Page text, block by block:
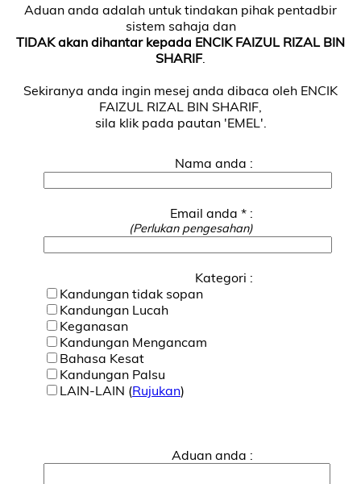
Aduan anda adalah untuk tindakan pihak pentadbir
sistem sahaja dan
TIDAK akan dihantar kepada ENCIK FAIZUL RIZAL BIN
SHARIF.
Sekiranya anda ingin mesej anda dibaca oleh ENCIK
FAIZUL RIZAL BIN SHARIF,
sila klik pada pautan 'EMEL'.
Nama anda :
Email anda * :
(Perlukan pengesahan)
Kategori :
Kandungan tidak sopan
Kandungan Lucah
Keganasan
Kandungan Mengancam
Bahasa Kesat
Kandungan Palsu
LAIN-LAIN (Rujukan)
Aduan anda :